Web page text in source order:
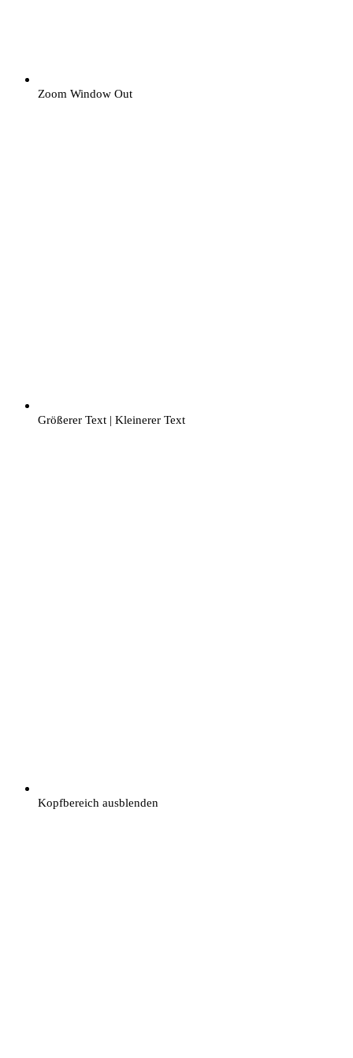
Zoom Window Out
Größerer Text | Kleinerer Text
Kopfbereich ausblenden